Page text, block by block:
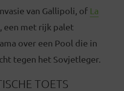
van Gallipoli, of La
, een met rijk palet
over een Pool die in
tegen het Sovjetleger.
TOETS